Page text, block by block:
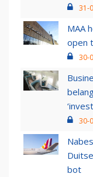
31-
MAA
open
30-
30-
bot